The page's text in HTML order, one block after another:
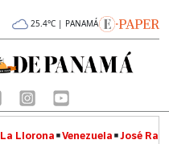
25.4°C | PANAMÁ
La Llorona Venezuela José